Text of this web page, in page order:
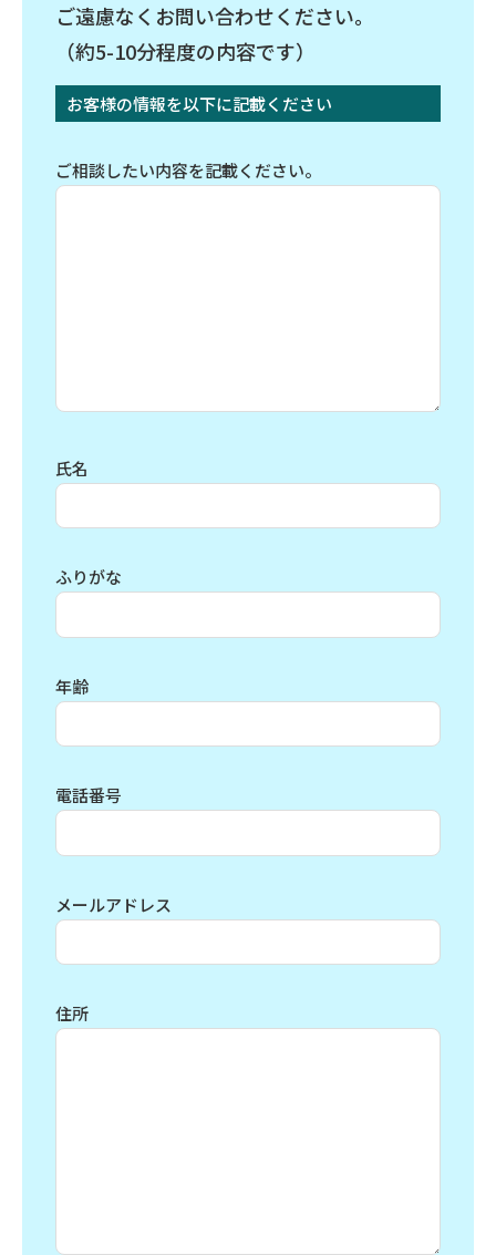
ご遠慮なくお問い合わせください。
（約5-10分程度の内容です）
お客様の情報を以下に記載ください
ご相談したい内容を記載ください。
氏名
ふりがな
年齢
電話番号
メールアドレス
住所